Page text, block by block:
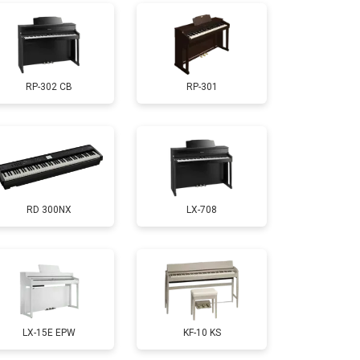
1200 ₽ Заказать
1500 ₽ Заказать
2000 ₽ Заказать
1800 ₽ Заказать
1200 ₽
RP-302 CB RP-301
RD 300NX LX-708
LX-15E EPW KF-10 KS